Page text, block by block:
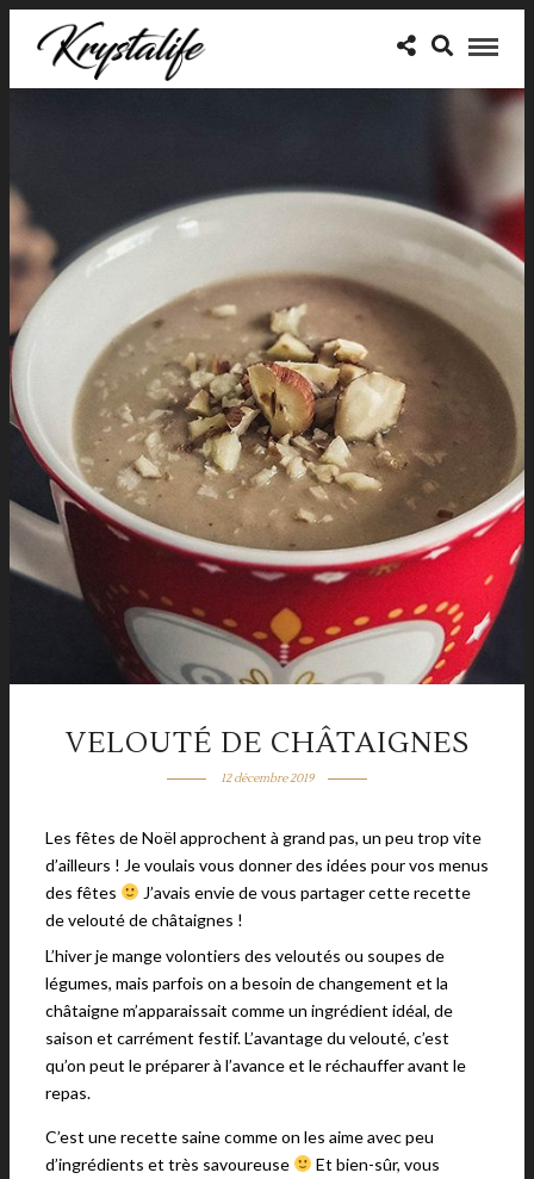
VELOUTÉ DE CHÂTAIGNES
12 décembre 2019
Les fêtes de Noël approchent à grand pas, un peu trop vite
d’ailleurs ! Je voulais vous donner des idées pour vos menus
des fêtes
J’avais envie de vous partager cette recette
de velouté de châtaignes !
L’hiver je mange volontiers des veloutés ou soupes de
légumes, mais parfois on a besoin de changement et la
châtaigne m’apparaissait comme un ingrédient idéal, de
saison et carrément festif. L’avantage du velouté, c’est
qu’on peut le préparer à l’avance et le réchauffer avant le
repas.
C’est une recette saine comme on les aime avec peu
d’ingrédients et très savoureuse
Et bien-sûr, vous